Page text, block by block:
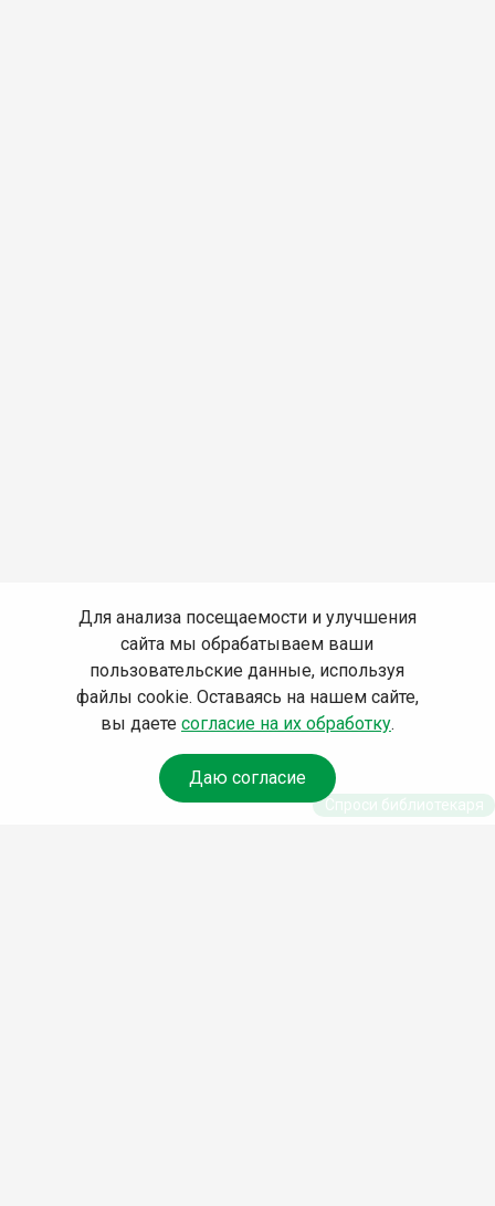
Для анализа посещаемости и улучшения
сайта мы обрабатываем ваши
пользовательские данные, используя
файлы cookie. Оставаясь на нашем сайте,
вы даете согласие на их обработку.
Даю согласие
Спроси библиотекаря